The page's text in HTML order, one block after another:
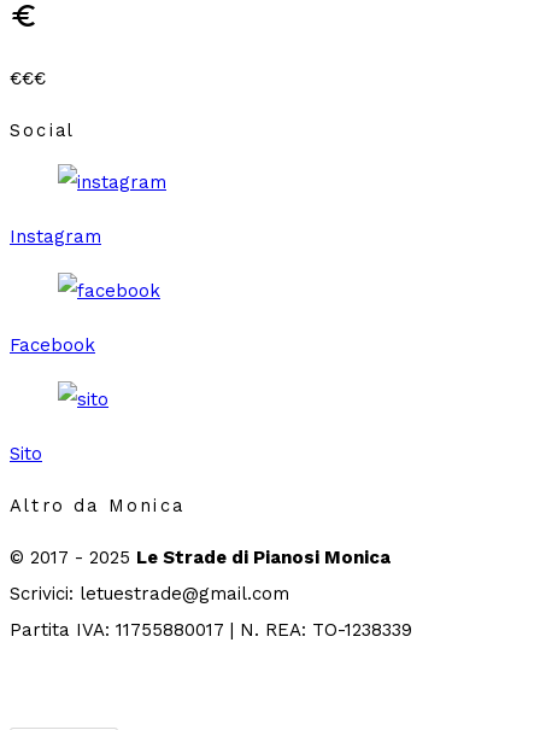
euro
€€€
Social
Instagram
Facebook
Sito
Altro da Monica
© 2017 - 2025 Le Strade di Pianosi Monica
Scrivici: letuestrade@gmail.com
Partita IVA: 11755880017 | N. REA: TO-1238339